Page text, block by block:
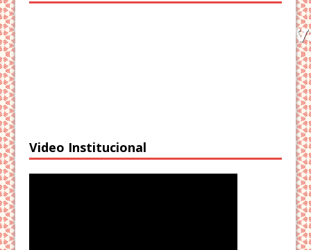
Video Institucional